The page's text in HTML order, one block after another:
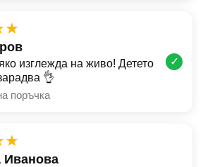
изглежда на живо! Детето
👌
поръчка
✓
Иванова